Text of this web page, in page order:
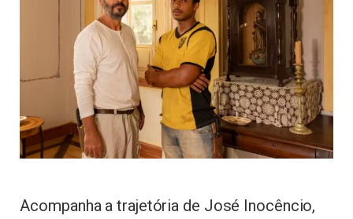
Acompanha a trajetória de José Inocêncio,